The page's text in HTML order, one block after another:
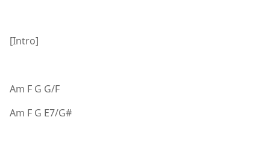
[Intro]
Am F G G/F
Am F G E7/G#